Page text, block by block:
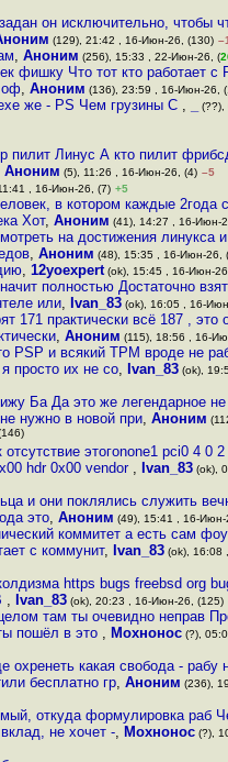
он исключительно, чтобы
(129), 21:42 , 16-Июн-26, (130) –1
, Аноним (256), 15:33 , 22-Июн-26, (
фишку Что тот кто работает с
оф, Аноним (136), 23:59 , 16-Июн-26,
же - PS Чем грузины С , (??),
пилит Линус А кто пилит
Аноним (5), 11:26 , 16-Июн-26, (4) –5
, 16-Июн-26, (7) +5
в котором каждые 2года
Хот, Аноним (41), 14:27 , 16-Июн-
на достижения линукса
, Аноним (48), 15:35 , 16-Июн-26,
,12yoexpert (ok), 15:45 , 16-Июн-
полностью Достаточно
или, Ivan_83 (ok), 16:05 , 16-
171 практически всё 187 , это
, Аноним (115), 18:56 , 16-
PSP и всякий TPM вроде не
просто их не со, Ivan_83(ok),
Ба Да это же легендарное не
нужно в новой при,Аноним
отсутствие этогоnone1 pci0 4 0
hdr 0x00 vendor , Ivan_83(ok),
и они поклялись служить
это, Аноним (49), 15:41 , 16-Июн-
коммитет а есть сам
с коммунит, Ivan_83 (ok), 16:08
https bugs freebsd org
, Ivan_83 (ok), 20:23 , 16-Июн-26, (125)
там ты очевидно неправ
пошёл в это , Мохнонос(?),
охренеть какая свобода - рабу
бесплатно гр, Аноним (236),
откуда формулировка раб
не хочет -, Мохнонос (?),